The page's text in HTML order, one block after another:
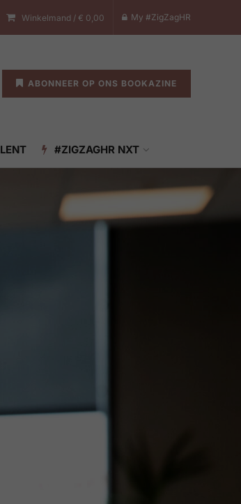
Winkelmand / € 0,00 My #ZigZagHR
ABONNEER OP ONS BOOKAZINE
#ZIGZAGHR NXT